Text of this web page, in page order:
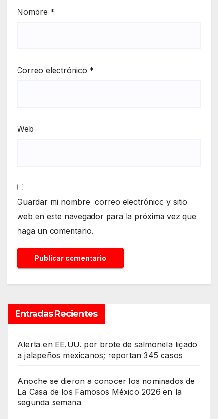
Nombre *
Correo electrónico *
Web
Guardar mi nombre, correo electrónico y sitio
web en este navegador para la próxima vez que
haga un comentario.
Entradas Recientes
Alerta en EE.UU. por brote de salmonela ligado
a jalapeños mexicanos; reportan 345 casos
Anoche se dieron a conocer los nominados de
La Casa de los Famosos México 2026 en la
segunda semana